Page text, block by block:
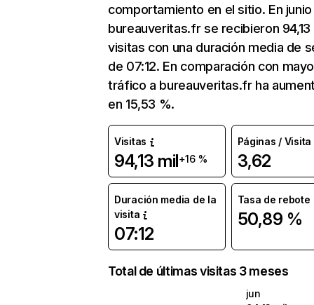
comportamiento en el sitio. En junio
bureauveritas.fr se recibieron 94,13
visitas con una duración media de
de 07:12. En comparación con
tráfico a bureauveritas.fr ha
en 15,53 %.
Visitas
94,13 mil+16 %
Páginas / Visita
3,62
Duración media de la
visita
07:12
Tasa de rebote
50,89 %
Total de últimas visitas 3 meses
jun